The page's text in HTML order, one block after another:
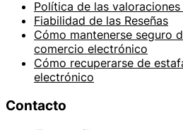
Política de las
Fiabilidad de las Reseñas
Cómo mantenerse seguro
comercio electrónico
Cómo recuperarse de
electrónico
Contacto